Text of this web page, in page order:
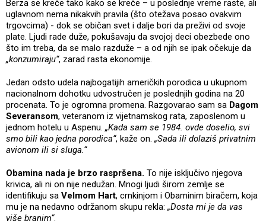
Berza se kreće tako kako se kreće – u poslednje vreme raste, ali
uglavnom nema nikakvih pravila (što otežava posao ovakvim
trgovcima) - dok se običan svet i dalje bori da preživi od svoje
plate. Ljudi rade duže, pokušavaju da svojoj deci obezbede ono
što im treba, da se malo razduže – a od njih se ipak očekuje da
„konzumiraju“, zarad rasta ekonomije.
Jedan odsto udela najbogatijih američkih porodica u ukupnom
nacionalnom dohotku udvostručen je poslednjih godina na 20
procenata. To je ogromna promena. Razgovarao sam sa Dagom
Severansom, veteranom iz vijetnamskog rata, zaposlenom u
jednom hotelu u Aspenu. „Kada sam se 1984. ovde doselio, svi
smo bili kao jedna porodica“, kaže on. „Sada ili dolaziš privatnim
avionom ili si sluga.“
Obamina nada je brzo raspršena. To nije isključivo njegova
krivica, ali ni on nije nedužan. Mnogi ljudi širom zemlje se
identifikuju sa Velmom Hart, crnkinjom i Obaminim biračem, koja
mu je na nedavno održanom skupu rekla: „Dosta mi je da vas
više branim“.